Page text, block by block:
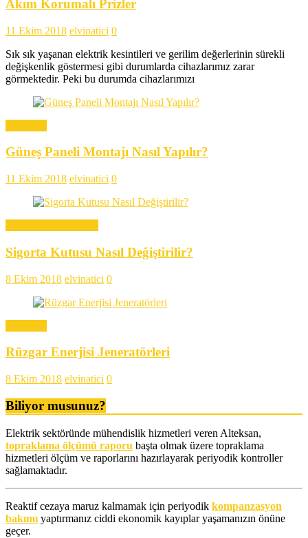
Akım Korumalı Prizler
11 Ekim 2018 elvinatici 0
Sık sık yaşanan elektrik kesintileri ve gerilim değerlerinin sürekli
değişkenlik göstermesi gibi durumlarda cihazlarımız zarar
görmektedir. Peki bu durumda cihazlarımızı
Güneş Paneli Montajı Nasıl Yapılır?
11 Ekim 2018 elvinatici 0
Sigorta Kutusu Nasıl Değiştirilir?
8 Ekim 2018 elvinatici 0
Rüzgar Enerjisi Jeneratörleri
8 Ekim 2018 elvinatici 0
Biliyor musunuz?
Elektrik sektöründe mühendislik hizmetleri veren Alteksan,
topraklama ölçümü raporu başta olmak üzere topraklama
hizmetleri ölçüm ve raporlarını hazırlayarak periyodik kontroller
sağlamaktadır.
Reaktif cezaya maruz kalmamak için periyodik kompanzasyon
bakımıyaptırmanız ciddi ekonomik kayıplar yaşamanızın önüne
geçer.